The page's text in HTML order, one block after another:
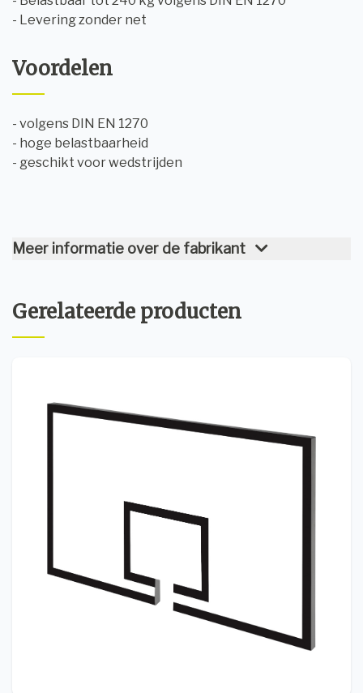
- Levering zonder net
Voordelen
- volgens DIN EN 1270
- hoge belastbaarheid
- geschikt voor wedstrijden
Meer informatie over de fabrikant
Gerelateerde producten